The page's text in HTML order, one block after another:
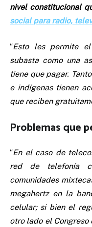
nivel constitucional
social para radio,
“Esto les permite
subasta como una
tiene que pagar.
e indígenas tienen
que reciben
Problemas que
“En el caso de
red de telefonía
comunidades
megahertz en la
celular; si bien el
otro lado el Congreso